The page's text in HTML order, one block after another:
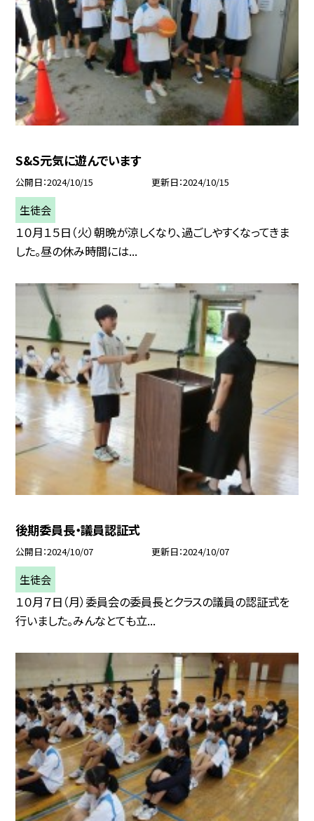
S&S元気に遊んでいます
公開日 2024/10/15 更新日 2024/10/15
生徒会
１０月１５日（火）朝晩が涼しくなり、過ごしやすくなってきま
した。昼の休み時間には...
後期委員長・議員認証式
公開日 2024/10/07 更新日 2024/10/07
生徒会
１０月７日（月）委員会の委員長とクラスの議員の認証式を
行いました。みんなとても立...